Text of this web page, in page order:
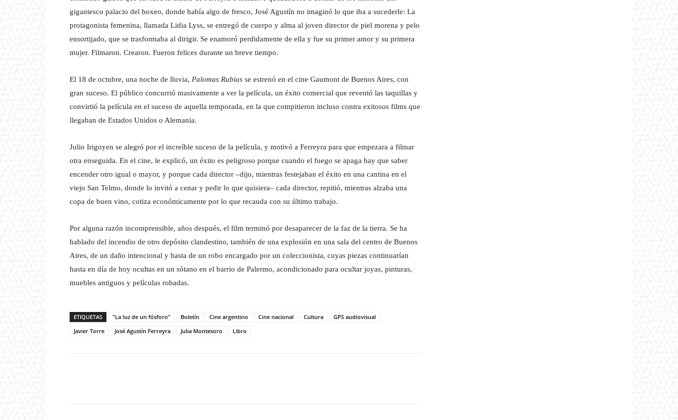
gigantesco palacio del boxeo, donde había algo de fresco, José Agustín no imaginó lo que iba a sucederle: La
protagonista femenina, llamada Lidia Lyss, se entregó de cuerpo y alma al joven director de piel morena y pelo
ensortijado, que se trasformaba al dirigir. Se enamoró perdidamente de ella y fue su primer amor y su primera
mujer. Filmaron. Crearon. Fueron felices durante un breve tiempo.
El 18 de octubre, una noche de lluvia, Palomas Rubias se estrenó en el cine Gaumont de Buenos Aires, con
gran suceso. El público concurrió masivamente a ver la película, un éxito comercial que reventó las taquillas y
convirtió la película en el suceso de aquella temporada, en la que compitieron incluso contra exitosos films que
llegaban de Estados Unidos o Alemania.
Julio Irigoyen se alegró por el increíble suceso de la película, y motivó a Ferreyra para que empezara a filmar
otra enseguida. En el cine, le explicó, un éxito es peligroso porque cuando el fuego se apaga hay que saber
encender otro igual o mayor, y porque cada director –dijo, mientras festejaban el éxito en una cantina en el
viejo San Telmo, donde lo invitó a cenar y pedir lo que quisiera– cada director, repitió, mientras alzaba una
copa de buen vino, cotiza económicamente por lo que recauda con su último trabajo.
Por alguna razón incomprensible, años después, el film terminó por desaparecer de la faz de la tierra. Se ha
hablado del incendio de otro depósito clandestino, también de una explosión en una sala del centro de Buenos
Aires, de un daño intencional y hasta de un robo encargado por un coleccionista, cuyas piezas continuarían
hasta en día de hoy ocultas en un sótano en el barrio de Palermo, acondicionado para ocultar joyas, pinturas,
muebles antiguos y películas robadas.
ETIQUETAS "La luz de un fósforo" Boletín Cine argentino Cine nacional Cultura
GPS audiovisual
Javier Torre
José Agustín Ferreyra Julia Montesoro Libro